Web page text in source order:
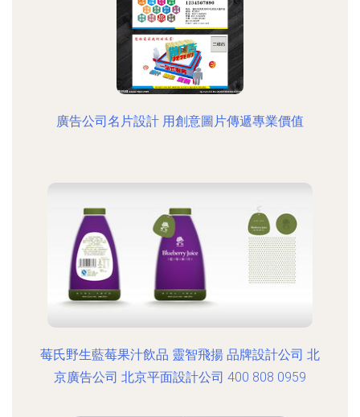
廣告公司名片設計 用創意圖片傳遞專業價值
莓氏野生藍莓果汁飲品 靈智飛揚 品牌設計公司 北
京廣告公司 北京平面設計公司 400 808 0959